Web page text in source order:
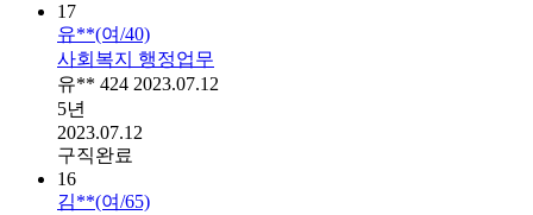
17
유**(여/40)
사회복지 행정업무
유** 424 2023.07.12
5년
2023.07.12
구직완료
16
김**(여/65)